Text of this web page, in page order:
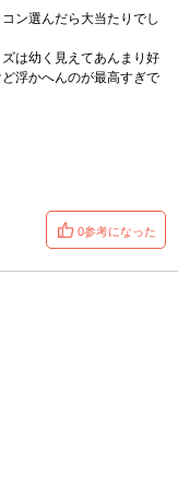
ン選んだら大当たりでし
は幼く見えてあんまり好
浮かへんのが最高すぎで
0参考になった